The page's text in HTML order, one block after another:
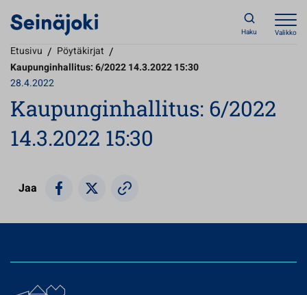
Haku Valikko
Etusivu / Pöytäkirjat /
Kaupunginhallitus: 6/2022 14.3.2022 15:30
28.4.2022
Kaupunginhallitus: 6/2022
14.3.2022 15:30
Jaa